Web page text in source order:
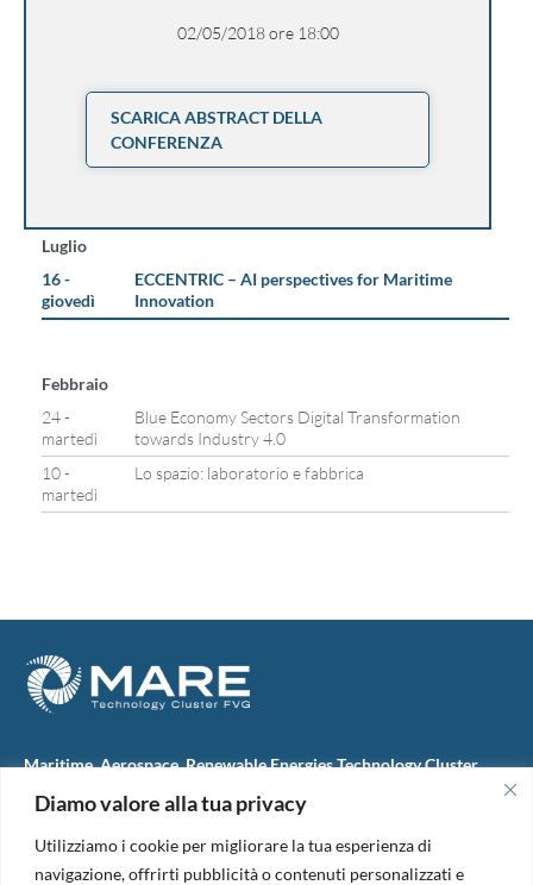
Diamo valore alla tua privacy
Utilizziamo i cookie per migliorare la tua esperienza di
navigazione, offrirti pubblicità o contenuti personalizzati e
02/05/2018 ore 18:00
SCARICA ABSTRACT DELLA
CONFERENZA
Luglio
16 -
giovedì
ECCENTRIC – AI perspectives for Maritime
Innovation
Febbraio
24 -
martedì
Blue Economy Sectors Digital Transformation
towards Industry 4.0
10 -
martedì
Lo spazio: laboratorio e fabbrica
Maritime, Aerospace, Renewable Energies Technology Cluster
M.A.R.E. TC FVG S.c.ar.l.
34074 Monfalcone (Italy)
tel. +39 0481 723440